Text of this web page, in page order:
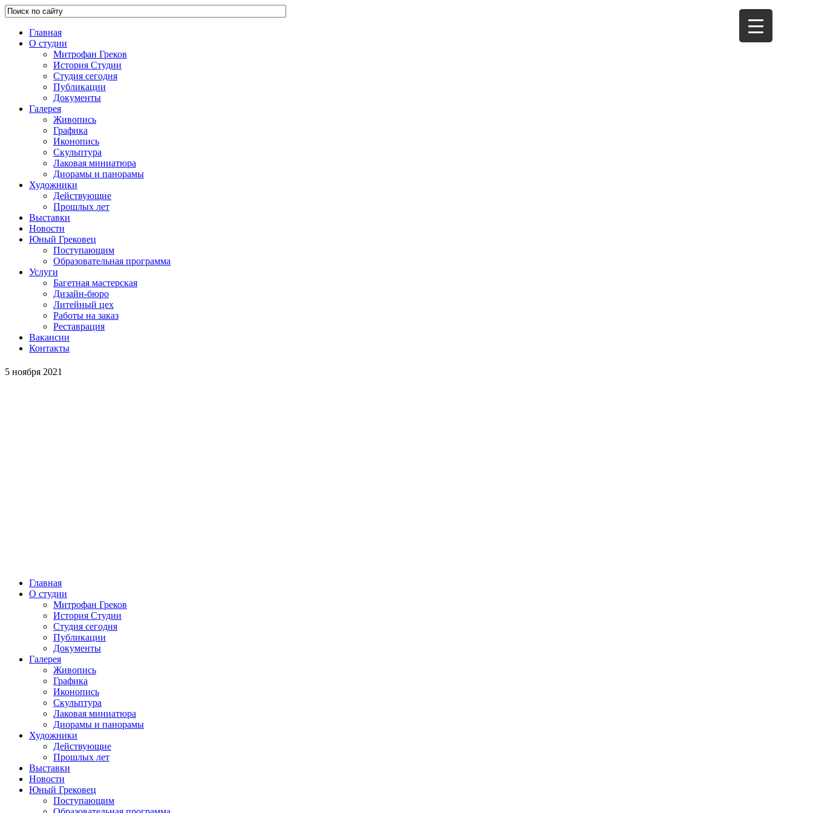
Главная
О студии
Митрофан Греков
История Студии
Студия сегодня
Публикации
Документы
Галерея
Живопись
Графика
Иконопись
Скульптура
Лаковая миниатюра
Диорамы и панорамы
Художники
Действующие
Прошлых лет
Выставки
Новости
Юный Грековец
Поступающим
Образовательная программа
Услуги
Багетная мастерская
Дизайн-бюро
Литейный цех
Работы на заказ
Реставрация
Вакансии
Контакты
5 ноября 2021
Главная
О студии
Митрофан Греков
История Студии
Студия сегодня
Публикации
Документы
Галерея
Живопись
Графика
Иконопись
Скульптура
Лаковая миниатюра
Диорамы и панорамы
Художники
Действующие
Прошлых лет
Выставки
Новости
Юный Грековец
Поступающим